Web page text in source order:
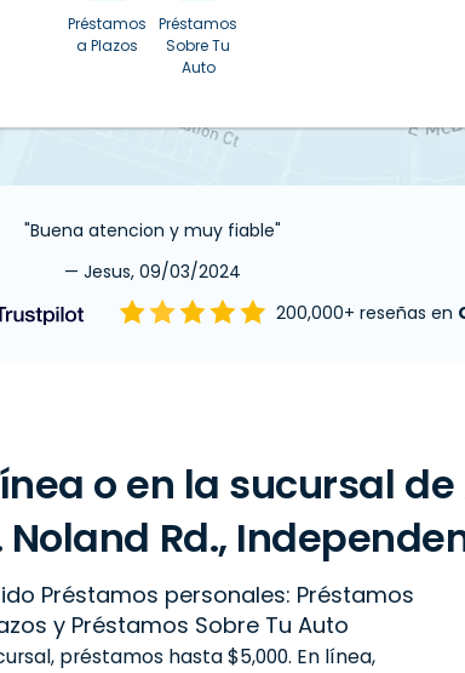
Préstamos
a Plazos
Préstamos
Sobre Tu
Auto
"Buena atencion y muy fiable"
— Jesus, 09/03/2024
200,000+ reseñas en
o en la sucursal
Noland Rd.,
Préstamos personales: Préstamos
y Préstamos Sobre Tu Auto
préstamos hasta $5,000. En línea,